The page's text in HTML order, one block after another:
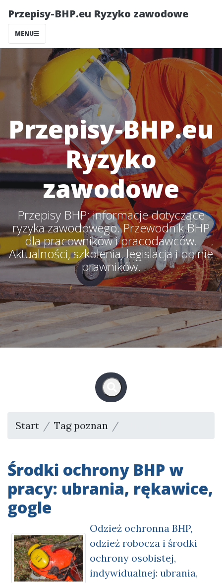
Przepisy-BHP.eu Ryzyko zawodowe
MENU
Przepisy-BHP.eu
Ryzyko
zawodowe
Przepisy BHP: informacje dotyczące
ryzyka zawodowego. Przewodnik BHP
dla pracowników i pracodawców.
Aktualności, szkolenia, legislacja i opinie
prawników.
Start Tag poznan
Środki ochrony BHP w
pracy: ubrania, rękawice,
gogle
Odzież ochronna BHP,
odzież robocza i środki
ochrony osobistej,
indywidualnej: ubrania,